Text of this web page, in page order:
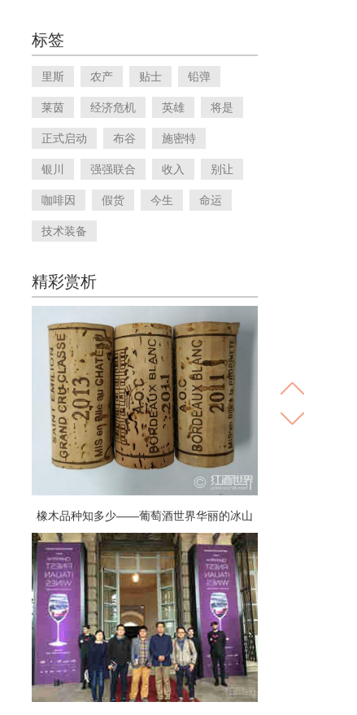
标签
里斯 农产 贴士 铅弹
莱茵 经济危机 英雄 将是
正式启动 布谷 施密特
银川 强强联合 收入 别让
咖啡因 假货 今生 命运
技术装备
精彩赏析
橡木品种知多少——葡萄酒世界华丽的冰山
一角